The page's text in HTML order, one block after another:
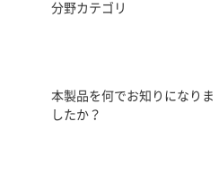
分野カテゴリ
本製品を何でお知りになりま
したか？